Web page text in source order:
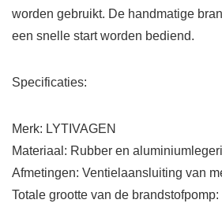
worden gebruikt. De handmatige
een snelle start worden bediend.
Specificaties:
Merk: LYTIVAGEN
Materiaal: Rubber en
Afmetingen: Ventielaansluiting van
Totale grootte van de brandstofpomp: